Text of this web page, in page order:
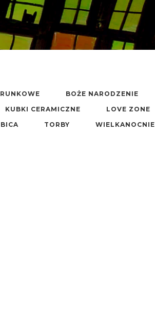
BOŻE NARODZENIE
KUBKI CERAMICZNE
LOVE ZONE
TORBY
WIELKANOCNIE